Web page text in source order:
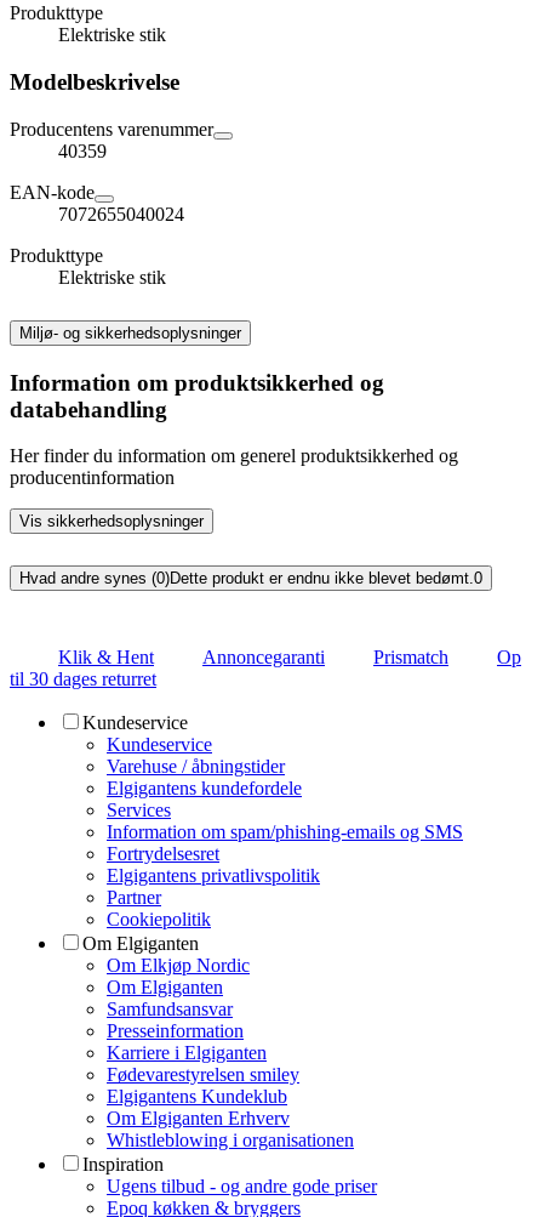
Produkttype
Elektriske stik
Modelbeskrivelse
Producentens varenummer
40359
EAN-kode
7072655040024
Produkttype
Elektriske stik
Miljø- og sikkerhedsoplysninger
Information om produktsikkerhed og
databehandling
Her finder du information om generel produktsikkerhed og
producentinformation
Vis sikkerhedsoplysninger
Hvad andre synes (0)Dette produkt er endnu ikke blevet bedømt.0
Klik & Hent Annoncegaranti Prismatch
Op
til 30 dages returret
Kundeservice
Kundeservice
Varehuse / åbningstider
Elgigantens kundefordele
Services
Information om spam/phishing-emails og SMS
Fortrydelsesret
Elgigantens privatlivspolitik
Partner
Cookiepolitik
Om Elgiganten
Om Elkjøp Nordic
Om Elgiganten
Samfundsansvar
Presseinformation
Karriere i Elgiganten
Fødevarestyrelsen smiley
Elgigantens Kundeklub
Om Elgiganten Erhverv
Whistleblowing i organisationen
Inspiration
Ugens tilbud - og andre gode priser
Epoq køkken & bryggers